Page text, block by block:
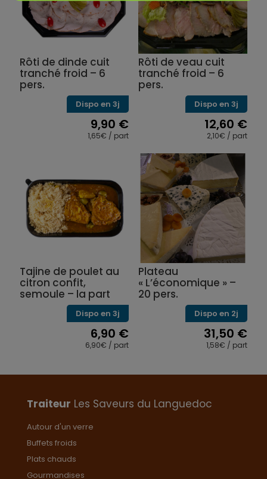
Rôti de dinde cuit
tranché froid – 6
pers.
Dispo en 3j
9,90 €
1,65€ / part
Rôti de veau cuit
tranché froid – 6
pers.
Dispo en 3j
12,60 €
2,10€ / part
Tajine de poulet au
citron confit,
semoule – la part
Dispo en 3j
6,90 €
6,90€ / part
a
variations.
options
être
choisies
Plateau
« L’économique » –
20 pers.
Dispo en 2j
31,50 €
1,58€ / part
Traiteur Les Saveurs du Languedoc
Autour d'un verre
Buffets froids
Plats chauds
Gourmandises